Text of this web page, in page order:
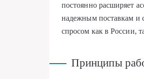
постоянно расширяет
надежным поставкам и
спросом как в России,
Принципы